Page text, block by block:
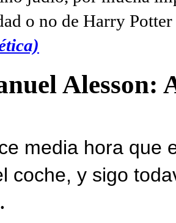
o no de Harry
Alesson:
media hora que
coche, y sigo
.